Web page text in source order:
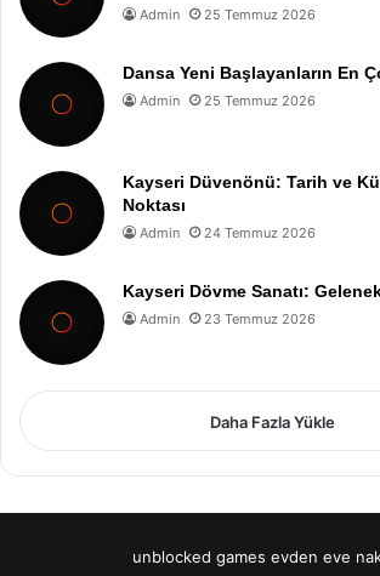
Admin 25 Temmuz 2026
Dansa Yeni Başlayanların En
Admin 25 Temmuz 2026
Kayseri Düvenönü: Tarih ve
Noktası
Admin 24 Temmuz 2026
Kayseri Dövme Sanatı:
Admin 23 Temmuz 2026
Daha Fazla Yükle
unblocked games evden eve